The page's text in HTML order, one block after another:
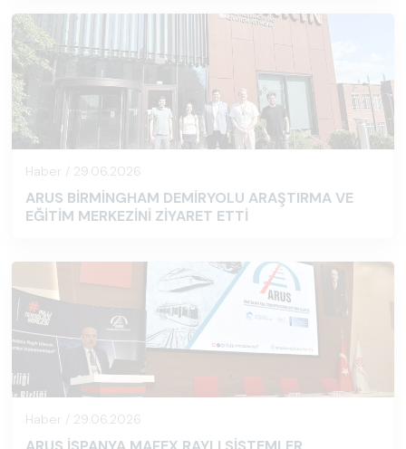
Haber / 29.06.2026
ARUS BİRMİNGHAM DEMİRYOLU ARAŞTIRMA VE
EĞİTİM MERKEZİNİ ZİYARET ETTİ
Haber / 29.06.2026